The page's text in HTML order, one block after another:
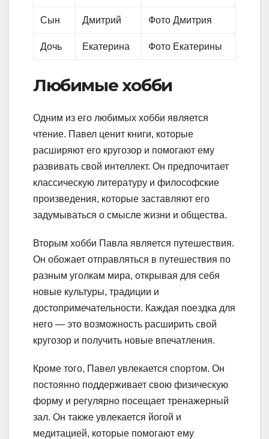
Сын Дмитрий Фото Дмитрия
Дочь Екатерина Фото Екатерины
Любимые хобби
Одним из его любимых хобби является
чтение. Павел ценит книги, которые
расширяют его кругозор и помогают ему
развивать свой интеллект. Он предпочитает
классическую литературу и философские
произведения, которые заставляют его
задумываться о смысле жизни и общества.
Вторым хобби Павла является путешествия.
Он обожает отправляться в путешествия по
разным уголкам мира, открывая для себя
новые культуры, традиции и
достопримечательности. Каждая поездка для
него — это возможность расширить свой
кругозор и получить новые впечатления.
Кроме того, Павел увлекается спортом. Он
постоянно поддерживает свою физическую
форму и регулярно посещает тренажерный
зал. Он также увлекается йогой и
медитацией, которые помогают ему